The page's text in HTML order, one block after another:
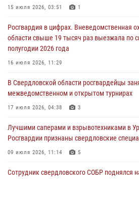
31 июля 2026, 12:27 1
Росгвардия обеспечивает безопасность
направлении
31 июля 2026, 06:56
рассказал об итогах работы
«Телекон»
30 июля 2026, 11:33 1
15 июля 2026, 03:51 1
Росгвардия в цифрах. Вневедомственная
области свыше 19 тысяч раз выезжала по
полугодии 2026 года
16 июля 2026, 11:29
В Свердловской области росгвардейцы
межведомственном и открытом турнирах
17 июля 2026, 04:38 3
Лучшими саперами и взрывотехниками в
Росгвардии признаны свердловские
09 июля 2026, 11:14 5
Сотрудник свердловского СОБР поднялся